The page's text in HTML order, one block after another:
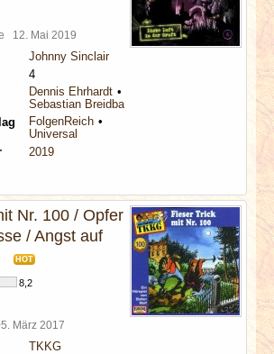
12. Mai 2019
Johnny Sinclair
4
Dennis Ehrhardt
Sebastian Breidbach
FolgenReich
Universal
2019
Nr. 100 / Opfer
/ Angst auf
HOT
8,2
März 2017
TKKG